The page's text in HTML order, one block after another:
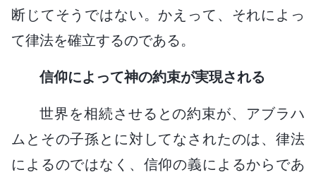
断じてそうではない。かえって、それによっ
て律法を確立するのである。
信仰によって神の約束が実現される
世界を相続させるとの約束が、アブラハ
ムとその子孫とに対してなされたのは、律法
によるのではなく、信仰の義によるからであ